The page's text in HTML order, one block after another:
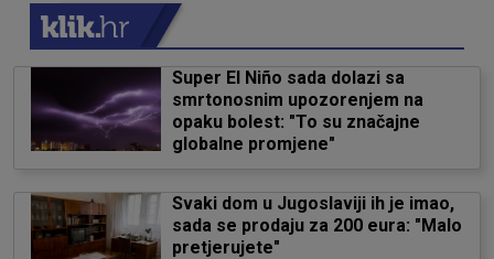
Super El Niño sada dolazi sa
smrtonosnim upozorenjem na
opaku bolest: "To su značajne
globalne promjene"
Svaki dom u Jugoslaviji ih je imao,
sada se prodaju za 200 eura: "Malo
pretjerujete"